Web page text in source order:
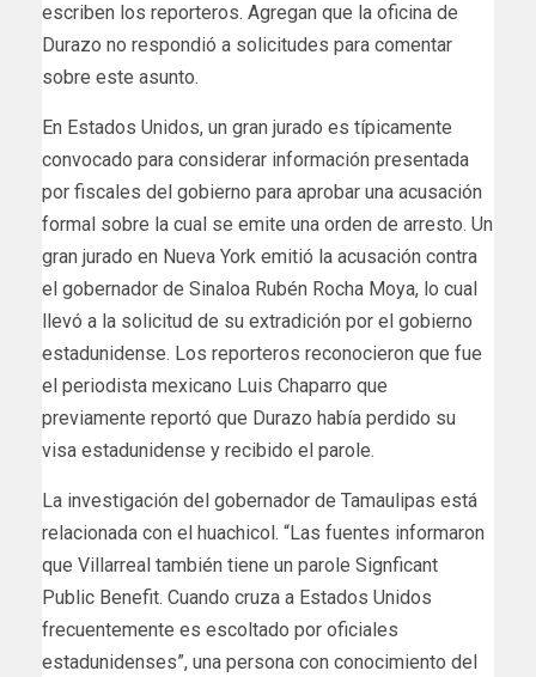
escriben los reporteros. Agregan que la oficina de
Durazo no respondió a solicitudes para comentar
sobre este asunto.
En Estados Unidos, un gran jurado es típicamente
convocado para considerar información presentada
por fiscales del gobierno para aprobar una acusación
formal sobre la cual se emite una orden de arresto. Un
gran jurado en Nueva York emitió la acusación contra
el gobernador de Sinaloa Rubén Rocha Moya, lo cual
llevó a la solicitud de su extradición por el gobierno
estadunidense. Los reporteros reconocieron que fue
el periodista mexicano Luis Chaparro que
previamente reportó que Durazo había perdido su
visa estadunidense y recibido el parole.
La investigación del gobernador de Tamaulipas está
relacionada con el huachicol. “Las fuentes informaron
que Villarreal también tiene un parole Signficant
Public Benefit. Cuando cruza a Estados Unidos
frecuentemente es escoltado por oficiales
estadunidenses”, una persona con conocimiento del